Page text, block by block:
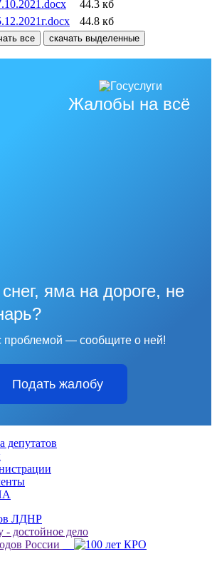
44.3 кб
44.8 кб
все скачать выделенные
Жалобы на всё
яма на дороге, не
проблемой — сообщите о ней!
Подать жалобу